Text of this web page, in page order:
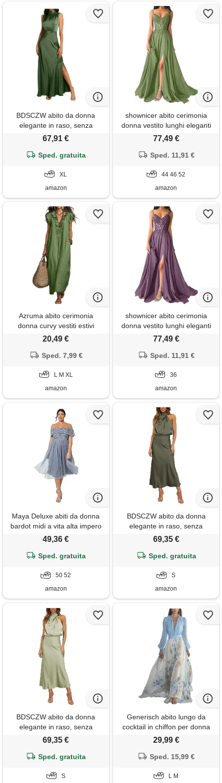
BDSCZW abito da donna
elegante in raso, senza
maniche, a vita alta, per
cocktail, per feste, z verde
67,91 €
Sped. gratuita
XL
amazon
shownicer abito cerimonia
donna vestito lunghi eleganti
matrimonio abito da sera in
in pizzo vestiti con spacco a
77,49 €
Sped. 11,91 €
44 46 52
amazon
Azruma abito cerimonia
donna curvy vestiti estivi
donna cotone vestito lino
sleeve midi oscillante spiaggia
vacanze elegante
20,49 €
Sped. 7,99 €
L M XL
amazon
shownicer abito cerimonia
donna vestito lunghi eleganti
matrimonio abito da sera in
in pizzo vestiti con spacco a
77,49 €
Sped. 11,91 €
36
amazon
Maya Deluxe abiti da donna
bardot midi a vita alta impero
paillettes impreziosito da sera
vestito per damigella d'onore,
49,36 €
Sped. gratuita
50 52
amazon
BDSCZW abito da donna
elegante in raso, senza
maniche, a vita alta, per
cocktail, per feste, verde
69,35 €
Sped. gratuita
S
amazon
BDSCZW abito da donna
elegante in raso, senza
maniche, a vita alta, per
cocktail, per feste, verde
69,35 €
Sped. gratuita
S
Generisch abito lungo da
cocktail in chiffon per donna
con scollo a v, elegante
maxi, abito casual, abito
v, abito floreale, azzurro
29,99 €
Sped. 15,99 €
L M